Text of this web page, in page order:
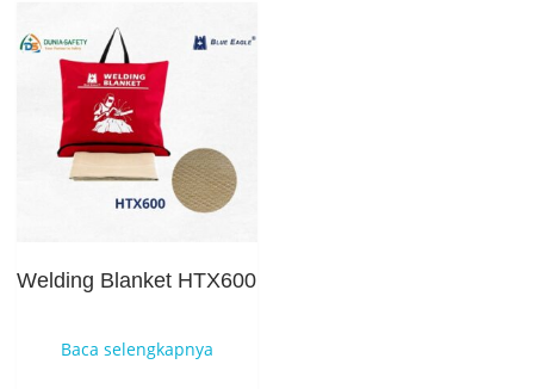
Welding Blanket HTX600
Baca selengkapnya